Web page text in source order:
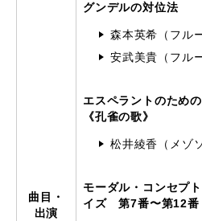
曲目・
出演
グンデルの対位法
森本英希（フル
安武美貴（フル
エスペラントのため
《孔雀の歌》
松井綾香（メゾ
モーダル・コンセプ
イズ 第7番〜第12番